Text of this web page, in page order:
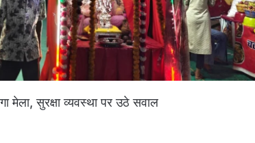
मेला, सुरक्षा व्यवस्था पर उठे सवाल